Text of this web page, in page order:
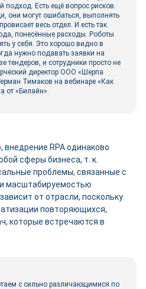
подход. Есть ещё вопрос рисков.
они могут ошибаться, выполнять
весь отдел. И есть так
понесённые расходы. Роботы
у себя. Это хорошо видно в
нужно подавать заявки на
тендеров, и сотрудники просто не
директор ООО «Шерпа
Тимаков на вебинаре «Как
от «Билайн».
RPA одинаково
сферы бизнеса, т. к.
проблемы, связанные с
масштабируемостью
от отрасли, поскольку
повторяющихся,
которые встречаются в
с сильно различающимися по